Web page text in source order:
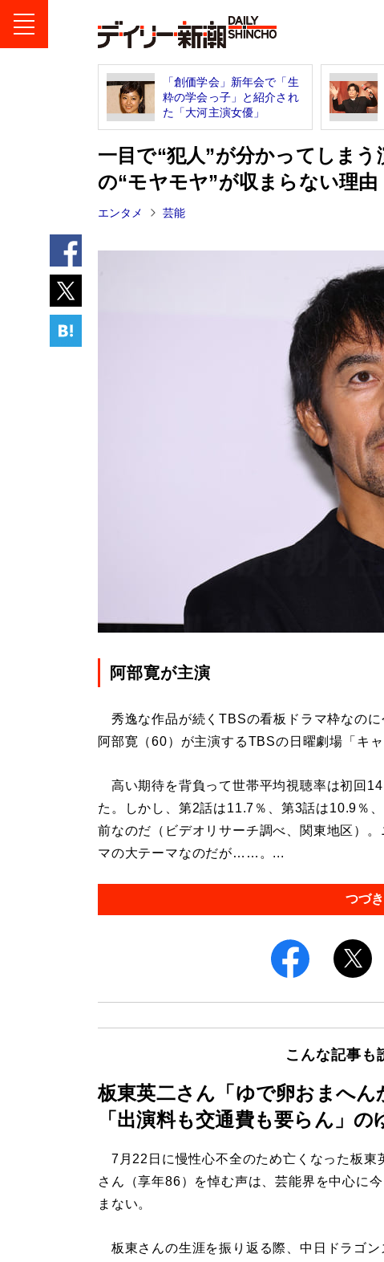
「創価学会」新年会で「生
粋の学会っ子」と紹介され
た「大河主演女優」
一目で“犯人”が分かってしま
の“モヤモヤ”が収まらない理由
エンタメ 芸能
阿部寛が主演
秀逸な作品が続くTBSの看板ドラマ枠なのに
阿部寛（60）が主演するTBSの日曜劇場「キ
高い期待を背負って世帯平均視聴率は初回
た。しかし、第2話は11.7％、第3話は10.9％
前なのだ（ビデオリサーチ調べ、関東地区）
マの大テーマなのだが……。...
つづ
こんな記事も
板東英二さん「ゆで卵おまへ
「出演料も交通費も要らん」の
7月22日に慢性心不全のため亡くなった板東
さん（享年86）を悼む声は、芸能界を中心に
まない。
板東さんの生涯を振り返る際、中日ドラゴン